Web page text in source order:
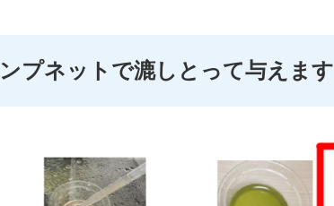
プネットで漉しとって与えます